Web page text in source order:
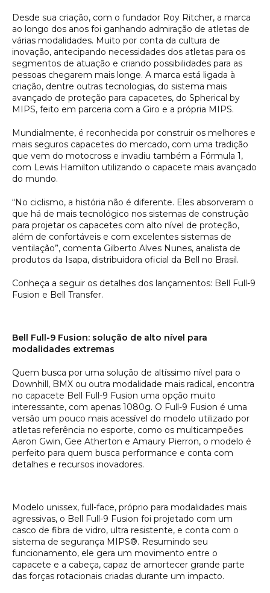
Desde sua criação, com o fundador Roy Ritcher, a marca
ao longo dos anos foi ganhando admiração de atletas de
várias modalidades. Muito por conta da cultura de
inovação, antecipando necessidades dos atletas para os
segmentos de atuação e criando possibilidades para as
pessoas chegarem mais longe. A marca está ligada à
criação, dentre outras tecnologias, do sistema mais
avançado de proteção para capacetes, do Spherical by
MIPS, feito em parceria com a Giro e a própria MIPS.
Mundialmente, é reconhecida por construir os melhores e
mais seguros capacetes do mercado, com uma tradição
que vem do motocross e invadiu também a Fórmula 1,
com Lewis Hamilton utilizando o capacete mais avançado
do mundo.
“No ciclismo, a história não é diferente. Eles absorveram o
que há de mais tecnológico nos sistemas de construção
para projetar os capacetes com alto nível de proteção,
além de confortáveis e com excelentes sistemas de
ventilação”, comenta Gilberto Alves Nunes, analista de
produtos da Isapa, distribuidora oficial da Bell no Brasil.
Conheça a seguir os detalhes dos lançamentos: Bell Full-9
Fusion e Bell Transfer.
Bell Full-9 Fusion: solução de alto nível para
modalidades extremas
Quem busca por uma solução de altíssimo nível para o
Downhill, BMX ou outra modalidade mais radical, encontra
no capacete Bell Full-9 Fusion uma opção muito
interessante, com apenas 1080g. O Full-9 Fusion é uma
versão um pouco mais acessível do modelo utilizado por
atletas referência no esporte, como os multicampeões
Aaron Gwin, Gee Atherton e Amaury Pierron, o modelo é
perfeito para quem busca performance e conta com
detalhes e recursos inovadores.
Modelo unissex, full-face, próprio para modalidades mais
agressivas, o Bell Full-9 Fusion foi projetado com um
casco de fibra de vidro, ultra resistente, e conta com o
sistema de segurança MIPS®. Resumindo seu
funcionamento, ele gera um movimento entre o
capacete e a cabeça, capaz de amortecer grande parte
das forças rotacionais criadas durante um impacto.